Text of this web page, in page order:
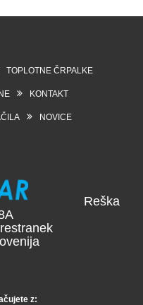
TOPLOTNE ČRPALKE
KONTAKT
NOVICE
Reška
z: